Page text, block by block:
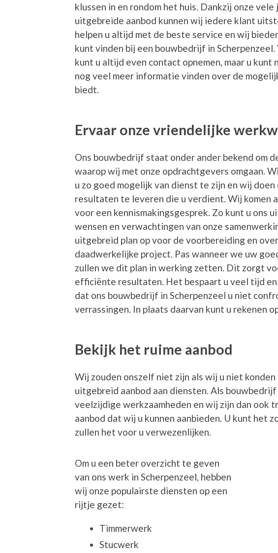
klussen in en rondom het huis. Dankzij onze vele
uitgebreide aanbod kunnen wij iedere klant
helpen u altijd met de beste service en wij
kunt vinden bij een bouwbedrijf in
kunt u altijd even contact opnemen, maar u
nog veel meer informatie vinden over de
biedt.
Ervaar onze vriendelijke
Ons bouwbedrijf staat onder ander bekend om
waarop wij met onze opdrachtgevers omgaan.
u zo goed mogelijk van dienst te zijn en wij doen
resultaten te leveren die u verdient. Wij komen
voor een kennismakingsgesprek. Zo kunt u ons
wensen en verwachtingen van onze
uitgebreid plan op voor de voorbereiding en
daadwerkelijke project. Pas wanneer we uw
zullen we dit plan in werking zetten. Dit zorgt
efficiënte resultaten. Het bespaart u veel tijd
dat ons bouwbedrijf in Scherpenzeel u niet
verrassingen. In plaats daarvan kunt u rekenen
Bekijk het ruime aanbod
Wij zouden onszelf niet zijn als wij u niet
uitgebreid aanbod aan diensten. Als
veelzijdige werkzaamheden en wij zijn dan ook
aanbod dat wij u kunnen aanbieden. U kunt het
zullen het voor u verwezenlijken.
Om u een beter overzicht te geven
van ons werk in Scherpenzeel, hebben
wij onze populairste diensten op een
rijtje gezet:
Timmerwerk
Stucwerk